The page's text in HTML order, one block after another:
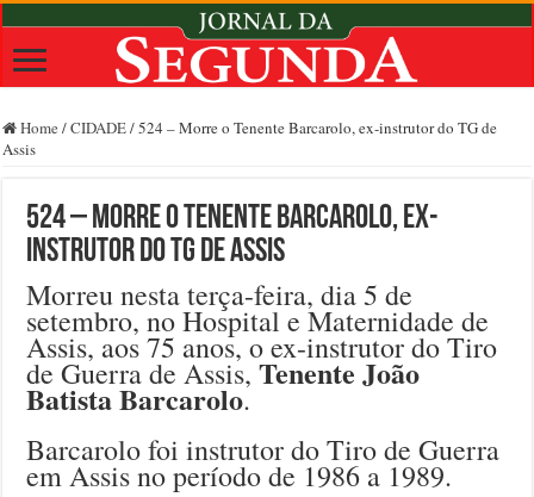
Home /CIDADE/524 – Morre o Tenente Barcarolo, ex-instrutor do TG de
Assis
524 – Morre o Tenente Barcarolo, ex-
instrutor do TG de Assis
Morreu nesta terça-feira, dia 5 de
setembro, no Hospital e Maternidade de
Assis, aos 75 anos, o ex-instrutor do Tiro
de Guerra de Assis,Tenente João
Batista Barcarolo.
Barcarolo foi instrutor do Tiro de Guerra
em Assis no período de 1986 a 1989.